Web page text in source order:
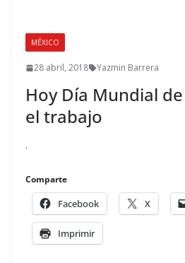
MÉXICO
28 abril, 2018 Yazmin Barrera
Hoy Día Mundial
el trabajo
.
Comparte
Facebook X
Imprimir